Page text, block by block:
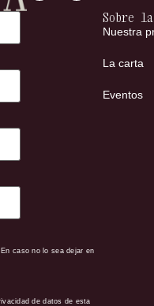
caso no lo sea dejar en
de datos de esta
Sobre
Nuestra
La carta
Eventos